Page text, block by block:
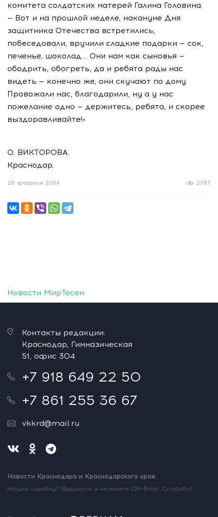
комитета солдатских матерей Галина Головина.
— Вот и на прошлой неделе, накануне Дня
защитника Отечества встретились,
побеседовали, вручили сладкие подарки — сок,
печенье, шоколад... Они нам как сыновья —
ободрить, обогреть, да и ребята рады нас
видеть — конечно же, они скучают по дому.
Провожали нас, благодарили, ну а у нас
пожелание одно — держитесь, ребята, и скорее
выздоравливайте!»
О. ВИКТОРОВА.
Краснодар.
2767
26 февраля 2014
Новости МирТесен
Контакты редакции:
Краснодар, Гимназическая
51, офис 304
+7 918 649 22 50
+7 861 255 36 67
vkkrd@mail.ru
Новости Краснодара и Краснодарского края
Нашли ошибку? Выделите и нажмите Ctrl+Enter. Спасибо!